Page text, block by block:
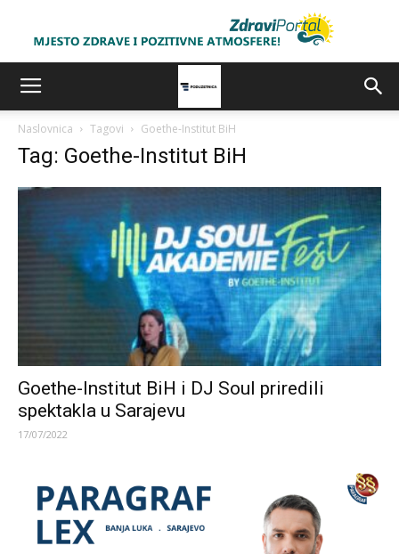
Naslovnica Tagovi Goethe-Institut BiH
Tag: Goethe-Institut BiH
Goethe-Institut BiH i DJ Soul priredili
spektakla u Sarajevu
17/07/2022